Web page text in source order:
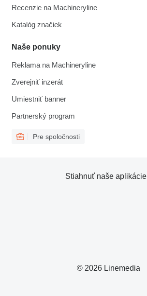
Recenzie na Machineryline
Katalóg značiek
Naše ponuky
Reklama na Machineryline
Zverejniť inzerát
Umiestniť banner
Partnerský program
Pre spoločnosti
© 2026 Linemedia
Stiahnuť naše aplikácie